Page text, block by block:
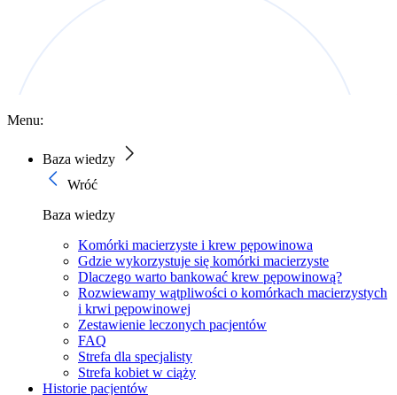
Menu:
Baza wiedzy
Wróć
Baza wiedzy
Komórki macierzyste i krew pępowinowa
Gdzie wykorzystuje się komórki macierzyste
Dlaczego warto bankować krew pępowinową?
Rozwiewamy wątpliwości o komórkach macierzystych
i krwi pępowinowej
Zestawienie leczonych pacjentów
FAQ
Strefa dla specjalisty
Strefa kobiet w ciąży
Historie pacjentów